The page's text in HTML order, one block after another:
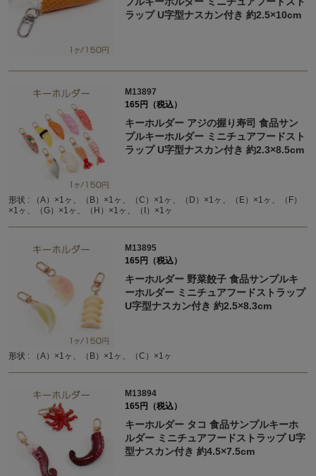
ラップ U字型ナスカン付き 約2.5×10cm
M13897
165円（税込）
キーホルダー アジの握り寿司 食品サン
プルキーホルダー ミニチュアフードスト
ラップ U字型ナスカン付き 約2.3×8.5cm
形状 : （A）×1ヶ、（B）×1ヶ、（C）×1ヶ、（D）×1ヶ、（E）×1ヶ、（F）
×1ヶ、（G）×1ヶ、（H）×1ヶ、（I）×1ヶ
M13895
165円（税込）
キーホルダー 野菜餃子 食品サンプルキ
ーホルダー ミニチュアフードストラップ
U字型ナスカン付き 約2.5×8.3cm
形状 : （A）×1ヶ、（B）×1ヶ、（C）×1ヶ
M13894
165円（税込）
キーホルダー タコ 食品サンプルキーホ
ルダー ミニチュアフードストラップ U字
型ナスカン付き 約4.5×7.5cm